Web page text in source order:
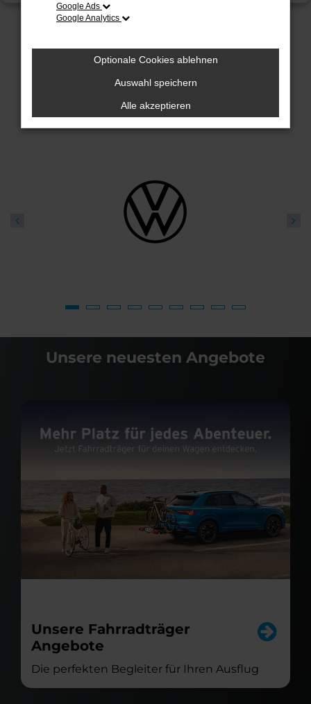
Schmidt + Koch
Starke Gruppe – Starke Leistung
Unsere neuesten Angebote
Unsere Fahrradträger
Angebote
Die perfekten Begleiter für Ihren Ausflug
Google Ads
Google Analytics
Optionale Cookies ablehnen
Auswahl speichern
Alle akzeptieren